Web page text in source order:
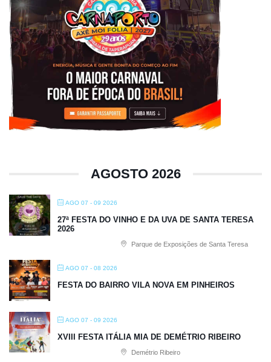
AGOSTO 2026
AGO 07 - 09 2026
27ª FESTA DO VINHO E DA UVA DE SANTA TERESA
2026
Parque de Exposições de Santa Teresa
AGO 07 - 08 2026
FESTA DO BAIRRO VILA NOVA EM PINHEIROS
AGO 07 - 09 2026
XVIII FESTA ITÁLIA MIA DE DEMÉTRIO RIBEIRO
Demétrio Ribeiro